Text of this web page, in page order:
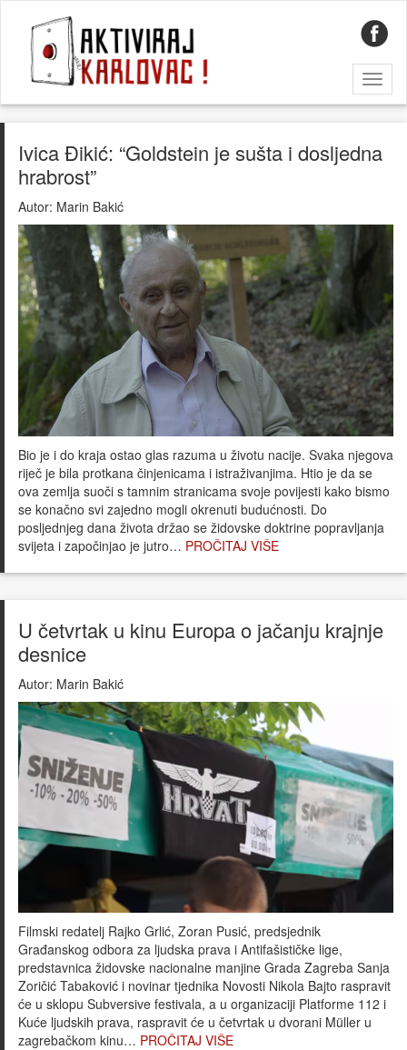
Ivica Đikić: “Goldstein je sušta i dosljedna
hrabrost”
Autor: Marin Bakić
Bio je i do kraja ostao glas razuma u životu nacije. Svaka njegova
riječ je bila protkana činjenicama i istraživanjima. Htio je da se
ova zemlja suoči s tamnim stranicama svoje povijesti kako bismo
se konačno svi zajedno mogli okrenuti budućnosti. Do
posljednjeg dana života držao se židovske doktrine popravljanja
svijeta i započinjao je jutro… PROČITAJ VIŠE
U četvrtak u kinu Europa o jačanju krajnje
desnice
Autor: Marin Bakić
Filmski redatelj Rajko Grlić, Zoran Pusić, predsjednik
Građanskog odbora za ljudska prava i Antifašističke lige,
predstavnica židovske nacionalne manjine Grada Zagreba Sanja
Zoričić Tabaković i novinar tjednika Novosti Nikola Bajto raspravit
će u sklopu Subversive festivala, a u organizaciji Platforme 112 i
Kuće ljudskih prava, raspravit će u četvrtak u dvorani Müller u
zagrebačkom kinu… PROČITAJ VIŠE